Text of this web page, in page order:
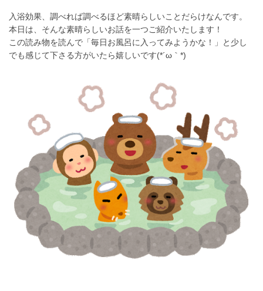
入浴効果、調べれば調べるほど素晴らしいことだらけなんです。
本日は、そんな素晴らしいお話を一つご紹介いたします！
この読み物を読んで「毎日お風呂に入ってみようかな！」と少し
でも感じて下さる方がいたら嬉しいです(*´ω｀*)